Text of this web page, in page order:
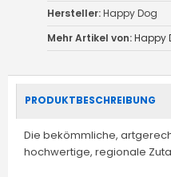
Hersteller:Happy Dog
Mehr Artikel von:Happy
PRODUKTBESCHREIBUNG
Die bekömmliche,
hochwertige, regionale